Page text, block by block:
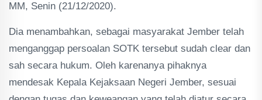
MM, Senin (21/12/2020).
Dia menambahkan, sebagai masyarakat Jember telah
menganggap persoalan SOTK tersebut sudah clear dan
sah secara hukum. Oleh karenanya pihaknya
mendesak Kepala Kejaksaan Negeri Jember, sesuai